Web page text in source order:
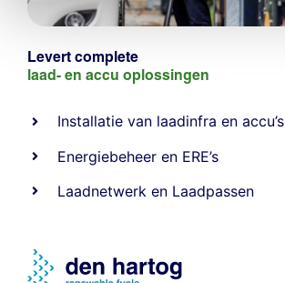
Levert complete
laad- en accu oplossingen
Installatie van laadinfra en accu’s
Energiebeheer en ERE’s
Laadnetwerk en Laadpassen